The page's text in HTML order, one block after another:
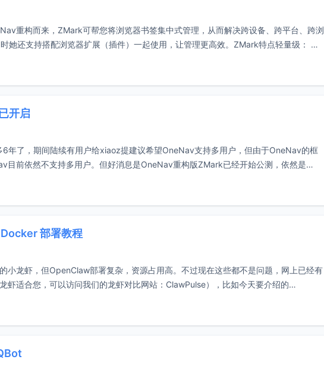
重构而来，ZMark可帮您将浏览器书签集中式管理，从而解决跨设备、跨平台、跨浏
她还支持搭配浏览器扩展（插件）一起使用，让管理更高效。ZMark特点轻量级： 使
开启
年了，期间陆续有用户给xiaoz提建议希望OneNav支持多用户，但由于OneNav的框
目前依然不支持多用户。但好消息是OneNav重构版ZMark已经开始公测，依然是
部署教程
小龙虾，但OpenClaw部署复杂，资源占用高。不过现在这些都不是问题，网上已经有
虾适合您，可以访问我们的龙虾对比网站：ClawPulse），比如今天要介绍的